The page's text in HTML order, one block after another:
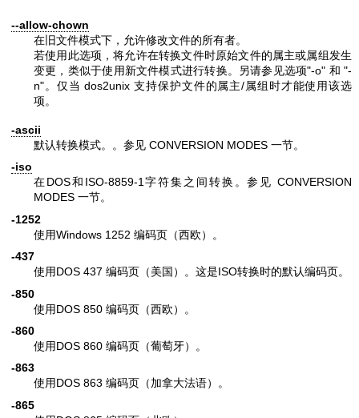
--allow-chown
在旧文件模式下，允许修改文件的所有者。
若使用此选项，将允许在转换文件时原始文件的属主或属组发生
变更，类似于使用新文件模式进行转换。另请参见选项"-o" 和"-
n"。仅当 dos2unix 支持保护文件的属主/属组时才能使用该选
项。
-ascii
默认转换模式。。参见 CONVERSION MODES 一节。
-iso
在DOS和ISO-8859-1字符集之间转换。参见 CONVERSION
MODES 一节。
-1252
使用Windows 1252 编码页（西欧）。
-437
使用DOS 437 编码页（美国）。这是ISO转换时的默认编码页。
-850
使用DOS 850 编码页（西欧）。
-860
使用DOS 860 编码页（葡萄牙）。
-863
使用DOS 863 编码页（加拿大法语）。
-865